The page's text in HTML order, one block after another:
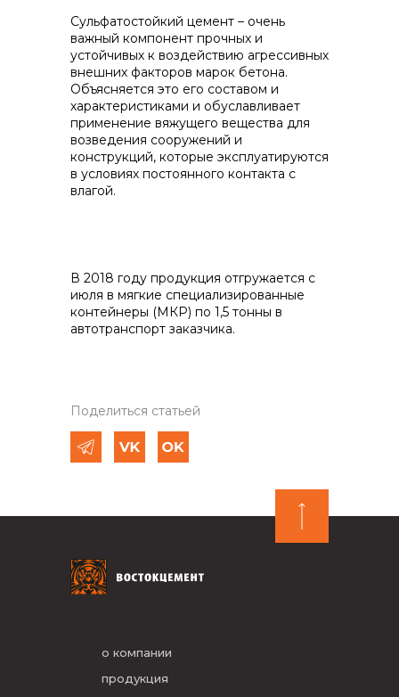
Контакты
+7 (423) 234 50 50
info@vostokcement.ru
Сульфатостойкий цемент – очень
важный компонент прочных и
устойчивых к воздействию агрессивных
внешних факторов марок бетона.
Объясняется это его составом и
характеристиками и обуславливает
применение вяжущего вещества для
возведения сооружений и
конструкций, которые эксплуатируются
в условиях постоянного контакта с
влагой.
В 2018 году продукция отгружается с
июля в мягкие специализированные
контейнеры (МКР) по 1,5 тонны в
автотранспорт заказчика.
Поделиться статьей
о компании
продукция